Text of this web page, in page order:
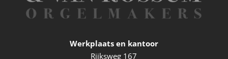
Werkplaats en kantoor
Rijksweg 167